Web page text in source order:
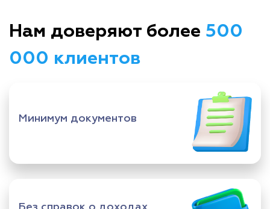
Нам доверяют более 500
000 клиентов
Минимум документов